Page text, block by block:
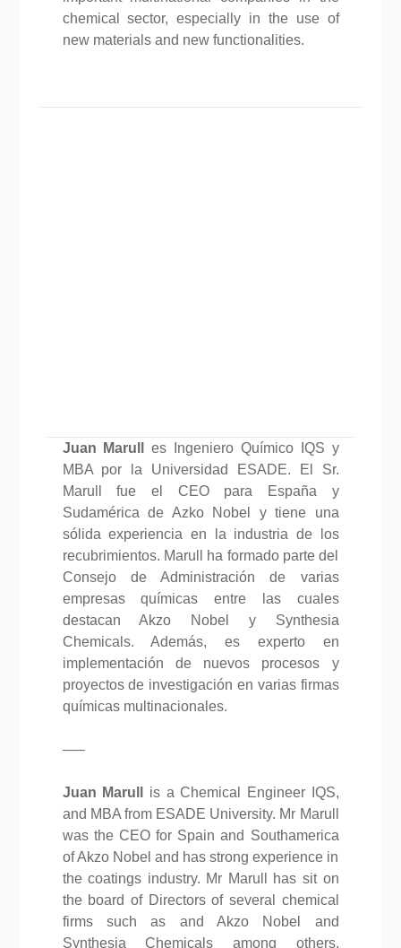
chemical sector, especially in the use of
new materials and new functionalities.
Juan Marull
es Ingeniero Químico IQS y
MBA por la Universidad ESADE. El Sr.
Marull fue el CEO para España y
Sudamérica de Azko Nobel y tiene una
sólida experiencia en la industria de los
recubrimientos. Marull ha formado parte del
Consejo de Administración de varias
empresas químicas entre las cuales
destacan Akzo Nobel y Synthesia
Chemicals. Además, es experto en
implementación de nuevos procesos y
proyectos de investigación en varias firmas
químicas multinacionales.
—–
Juan Marull is a Chemical Engineer IQS,
and MBA from ESADE University. Mr Marull
was the CEO for Spain and Southamerica
of Akzo Nobel and has strong experience in
the coatings industry. Mr Marull has sit on
the board of Directors of several chemical
firms such as and Akzo Nobel and
Synthesia Chemicals among others.